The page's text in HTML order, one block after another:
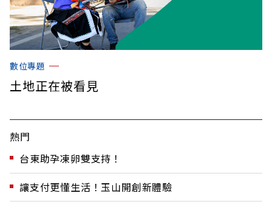
數位專題
土地正在被看見
熱門
台東助孕凍卵雙支持！
讓支付更懂生活！玉山開創新體驗